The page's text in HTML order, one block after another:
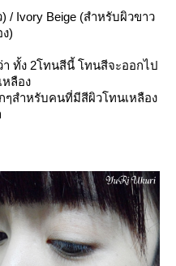
/ Ivory Beige (สำหรับผิวขาว
ง)
ทั้ง 2โทนสีนี้ โทนสีจะออกไป
หลือง
ๆสำหรับคนที่มีสีผิวโทนเหลือง